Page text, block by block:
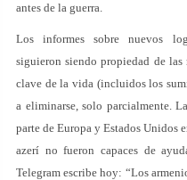
antes de la guerra.
Los informes sobre nuevos
siguieron siendo propiedad de las
clave de la vida (incluidos los
a eliminarse, solo parcialmente.
parte de Europa y Estados Unidos
azerí no fueron capaces de
Telegram escribe hoy: “Los